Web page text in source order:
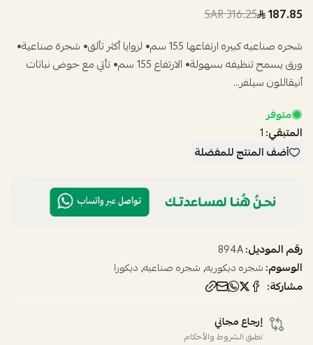
187.85
316.25 SAR
شجره صناعيه كبيره ارتفاعها 155 سم• لزوايا أكثر تألق• شجرة صناعية•
ورق يسمح تنظيفه بسهولة• الارتفاع 155 سم• تأتي مع حوض نباتات
أنيقاللون سيلفر...
متوفر
المتبقي:1
أضف المنتج للمفضلة
رقم الموديل:894A
الوسوم:شجره ديكوريه,شجره صناعيه,ديكورا
مشاركة:
إرجاع مجاني
تطبق الشروط والأحكام